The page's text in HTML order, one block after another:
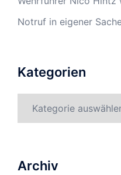
Notruf in eigener
Kategorien
Archiv